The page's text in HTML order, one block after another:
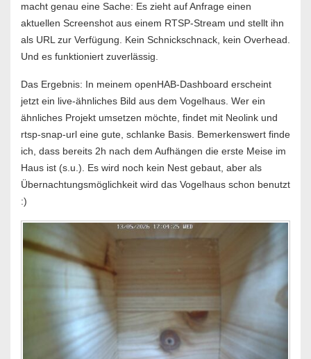
macht genau eine Sache: Es zieht auf Anfrage einen
aktuellen Screenshot aus einem RTSP-Stream und stellt ihn
als URL zur Verfügung. Kein Schnickschnack, kein Overhead.
Und es funktioniert zuverlässig.
Das Ergebnis: In meinem openHAB-Dashboard erscheint
jetzt ein live-ähnliches Bild aus dem Vogelhaus. Wer ein
ähnliches Projekt umsetzen möchte, findet mit Neolink und
rtsp-snap-url eine gute, schlanke Basis. Bemerkenswert finde
ich, dass bereits 2h nach dem Aufhängen die erste Meise im
Haus ist (s.u.). Es wird noch kein Nest gebaut, aber als
Übernachtungsmöglichkeit wird das Vogelhaus schon benutzt
:)